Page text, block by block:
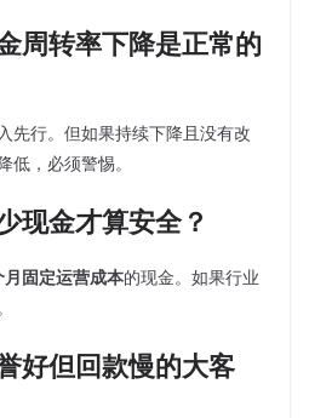
周转率下降是正常的
先行。但如果持续下降且没有改
，必须警惕。
现金才算安全？
固定运营成本的现金。如果行业
好但回款慢的大客